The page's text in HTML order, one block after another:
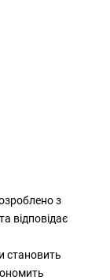
з
відповідає
становить